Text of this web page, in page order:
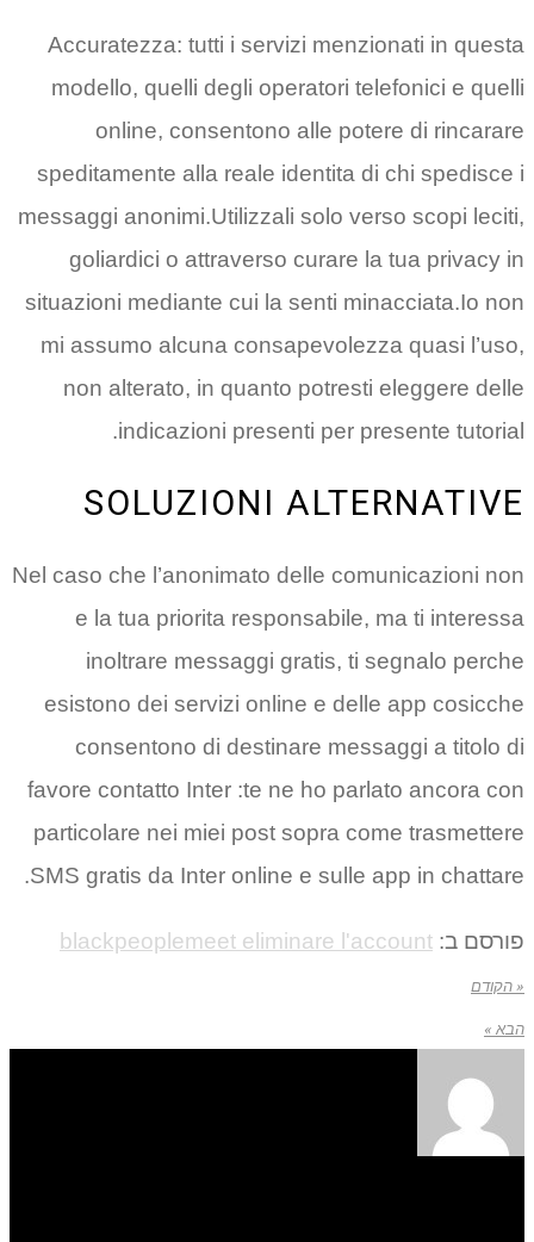
Accuratezza: tutti i servizi
modello, quelli degli
online, consentono alle
speditamente alla reale
messaggi anonimi.Utilizzali
goliardici o attraverso
situazioni mediante cui la
mi assumo alcuna
non alterato, in quanto
indicazioni presenti
SOLUZIONI
Nel caso che l’anonimato delle
e la tua priorita
inoltrare messaggi
esistono dei servizi online e
consentono di destinare
favore contatto Inter :te ne ho
particolare nei miei post
SMS gratis da Inter online e
blackpeoplemeet eliminare